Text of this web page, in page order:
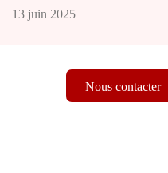
13 juin 2025
Nous contacter